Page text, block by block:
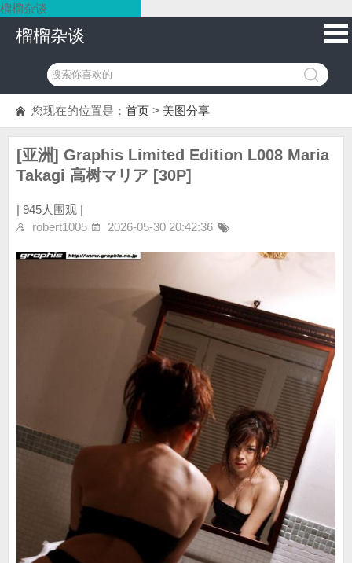
榴榴杂谈
榴榴杂谈
您现在的位置是： 首页 > 美图分享
[亚洲] Graphis Limited Edition L008 Maria
Takagi 高树マリア [30P]
| 945人围观 |
robert1005
2026-05-30 20:42:36